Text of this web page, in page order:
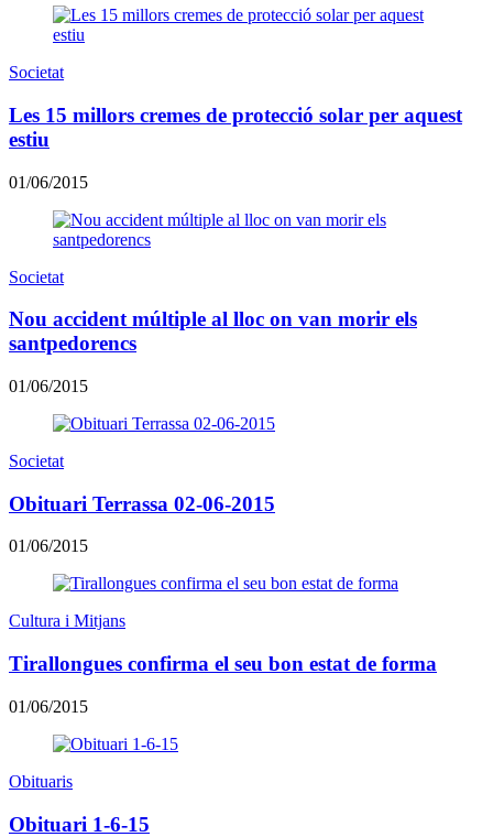
Societat
Les 15 millors cremes de protecció solar per aquest
estiu
01/06/2015
Societat
Nou accident múltiple al lloc on van morir els
santpedorencs
01/06/2015
Societat
Obituari Terrassa 02-06-2015
01/06/2015
Cultura i Mitjans
Tirallongues confirma el seu bon estat de forma
01/06/2015
Obituaris
Obituari 1-6-15